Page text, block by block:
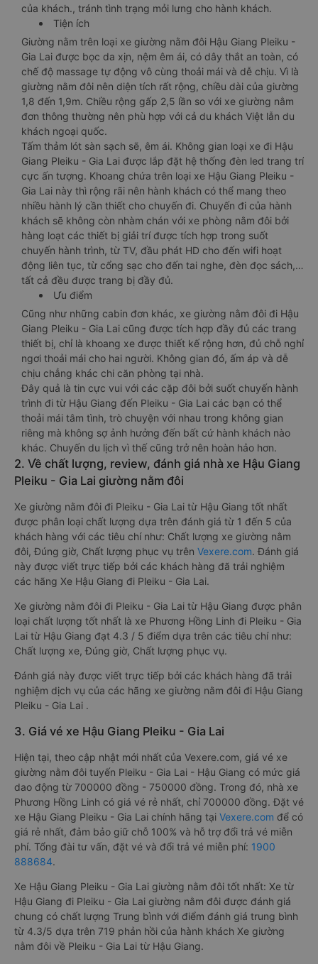
của khách., tránh tình trạng mỏi lưng cho hành khách.
Tiện ích
Giường nằm trên loại xe giường nằm đôi Hậu Giang Pleiku -
Gia Lai được bọc da xịn, nệm êm ái, có dây thắt an toàn, có
chế độ massage tự động vô cùng thoải mái và dễ chịu. Vì là
giường nằm đôi nên diện tích rất rộng, chiều dài của giường
1,8 đến 1,9m. Chiều rộng gấp 2,5 lần so với xe giường nằm
đơn thông thường nên phù hợp với cả du khách Việt lẫn du
khách ngoại quốc.
Tấm thảm lót sàn sạch sẽ, êm ái. Không gian loại xe đi Hậu
Giang Pleiku - Gia Lai được lắp đặt hệ thống đèn led trang trí
cực ấn tượng. Khoang chứa trên loại xe Hậu Giang Pleiku -
Gia Lai này thì rộng rãi nên hành khách có thể mang theo
nhiều hành lý cần thiết cho chuyến đi. Chuyến đi của hành
khách sẽ không còn nhàm chán với xe phòng nằm đôi bởi
hàng loạt các thiết bị giải trí được tích hợp trong suốt
chuyến hành trình, từ TV, đầu phát HD cho đến wifi hoạt
động liên tục, từ cổng sạc cho đến tai nghe, đèn đọc sách,…
tất cả đều được trang bị đầy đủ.
Ưu điểm
Cũng như những cabin đơn khác, xe giường nằm đôi đi Hậu
Giang Pleiku - Gia Lai cũng được tích hợp đầy đủ các trang
thiết bị, chỉ là khoang xe được thiết kế rộng hơn, đủ chỗ nghỉ
ngơi thoải mái cho hai người. Không gian đó, ấm áp và dễ
chịu chẳng khác chi căn phòng tại nhà.
Đây quả là tin cực vui với các cặp đôi bởi suốt chuyến hành
trình đi từ Hậu Giang đến Pleiku - Gia Lai các bạn có thể
thoải mái tâm tình, trò chuyện với nhau trong không gian
riêng mà không sợ ảnh hưởng đến bất cứ hành khách nào
khác. Chuyến du lịch vì thế cũng trở nên hoàn hảo hơn.
2. Về chất lượng, review, đánh giá nhà xe Hậu Giang
Pleiku - Gia Lai giường nằm đôi
Xe giường nằm đôi đi Pleiku - Gia Lai từ Hậu Giang tốt nhất
được phân loại chất lượng dựa trên đánh giá từ 1 đến 5 của
khách hàng với các tiêu chí như: Chất lượng xe giường nằm
đôi, Đúng giờ, Chất lượng phục vụ trên Vexere.com. Đánh giá
này được viết trực tiếp bởi các khách hàng đã trải nghiệm
các hãng Xe Hậu Giang đi Pleiku - Gia Lai.
Xe giường nằm đôi đi Pleiku - Gia Lai từ Hậu Giang được phân
loại chất lượng tốt nhất là xe Phương Hồng Linh đi Pleiku - Gia
Lai từ Hậu Giang đạt 4.3 / 5 điểm dựa trên các tiêu chí như:
Chất lượng xe, Đúng giờ, Chất lượng phục vụ.
Đánh giá này được viết trực tiếp bởi các khách hàng đã trải
nghiệm dịch vụ của các hãng xe giường nằm đôi đi Hậu Giang
Pleiku - Gia Lai .
3. Giá vé xe Hậu Giang Pleiku - Gia Lai
Hiện tại, theo cập nhật mới nhất của Vexere.com, giá vé xe
giường nằm đôi tuyến Pleiku - Gia Lai - Hậu Giang có mức giá
dao động từ 700000 đồng - 750000 đồng. Trong đó, nhà xe
Phương Hồng Linh có giá vé rẻ nhất, chỉ 700000 đồng. Đặt vé
xe Hậu Giang Pleiku - Gia Lai chính hãng tại Vexere.com để có
giá rẻ nhất, đảm bảo giữ chỗ 100% và hỗ trợ đổi trả vé miễn
phí. Tổng đài tư vấn, đặt vé và đổi trả vé miễn phí: 1900
888684.
Xe Hậu Giang Pleiku - Gia Lai giường nằm đôi tốt nhất: Xe từ
Hậu Giang đi Pleiku - Gia Lai giường nằm đôi được đánh giá
chung có chất lượng Trung bình với điểm đánh giá trung bình
từ 4.3/5 dựa trên 719 phản hồi của hành khách Xe giường
nằm đôi về Pleiku - Gia Lai từ Hậu Giang.